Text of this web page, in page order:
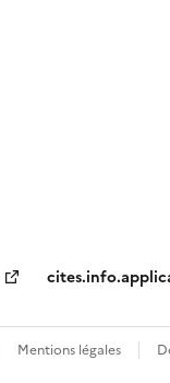
Mentions légales